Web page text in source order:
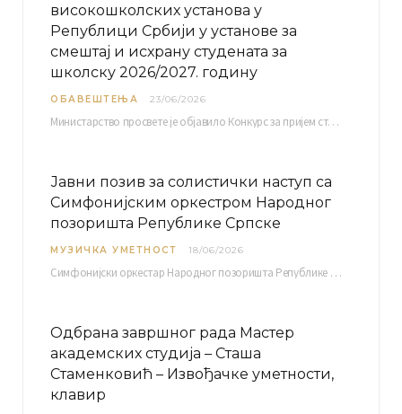
високошколских установа у
Републици Србији у установе за
смештај и исхрану студената за
школску 2026/2027. годину
ОБАВЕШТЕЊА 23/06/2026
Министарство просвете је објавило Конкурс за пријем студената високошколских установа у Републици Србији у установе…
Јавни позив за солистички наступ са
Симфонијским оркестром Народног
позоришта Републике Српске
МУЗИЧКА УМЕТНОСТ 18/06/2026
Симфонијски оркестар Народног позоришта Републике Српске расписује јавни позив за учешће у пројекту „CRESCENDO: Нова…
Одбрана завршног рада Мастер
академских студија – Сташа
Стаменковић – Извођачке уметности,
клавир